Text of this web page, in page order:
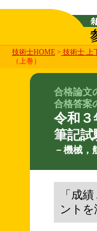
技術士HOME > 技術士 上
（上巻）
合格論文
合格答案
令和３
筆記試
－機械，
「成
ントを